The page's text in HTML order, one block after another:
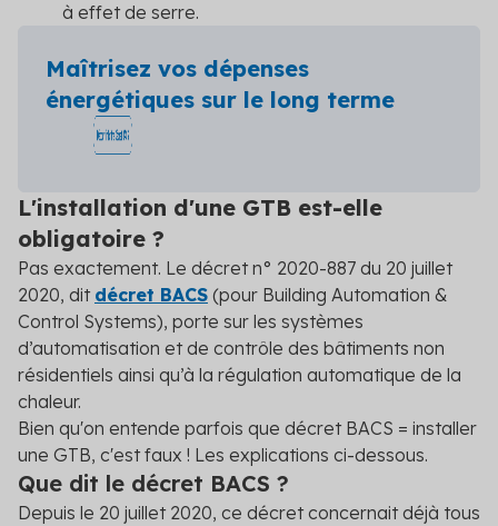
à effet de serre.
Maîtrisez vos dépenses
énergétiques sur le long terme
L'installation d'une GTB est-elle
obligatoire ?
Pas exactement. Le décret n° 2020-887 du 20 juillet
2020, dit décret BACS (pour Building Automation &
Control Systems), porte sur les systèmes
d’automatisation et de contrôle des bâtiments non
résidentiels ainsi qu’à la régulation automatique de la
chaleur.
Bien qu'on entende parfois que décret BACS = installer
une GTB, c'est faux ! Les explications ci-dessous.
Que dit le décret BACS ?
Depuis le 20 juillet 2020, ce décret concernait déjà tous